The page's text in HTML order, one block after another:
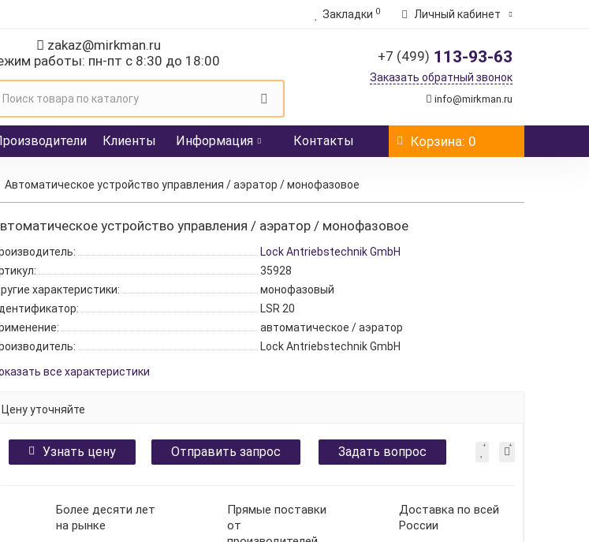
Закладки 0 Личный кабинет
zakaz@mirkman.ru
работы: пн-пт с 8:30 до 18:00
+7 (499) 113-93-63
Заказать обратный звонок
info@mirkman.ru
Клиенты Информация Контакты Корзина: 0
Автоматическое устройство управления / аэратор / монофазовое
устройство управления / аэратор / монофазовое
Lock Antriebstechnik GmbH
35928
характеристики:
монофазовый
LSR 20
автоматическое / аэратор
Lock Antriebstechnik GmbH
все характеристики
Цену уточняйте
Узнать цену Отправить запрос Задать вопрос
Более десяти лет
на рынке
Прямые поставки
от
Доставка по всей
России